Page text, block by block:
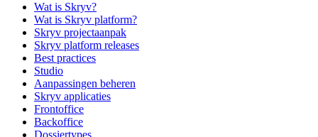
Wat is Skryv?
Wat is Skryv platform?
Skryv projectaanpak
Skryv platform releases
Best practices
Studio
Aanpassingen beheren
Skryv applicaties
Frontoffice
Backoffice
Dossiertypes